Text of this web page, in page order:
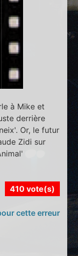
à Mike et
derrière
Or, le futur
Zidi sur
410 vote(s)
cette erreur